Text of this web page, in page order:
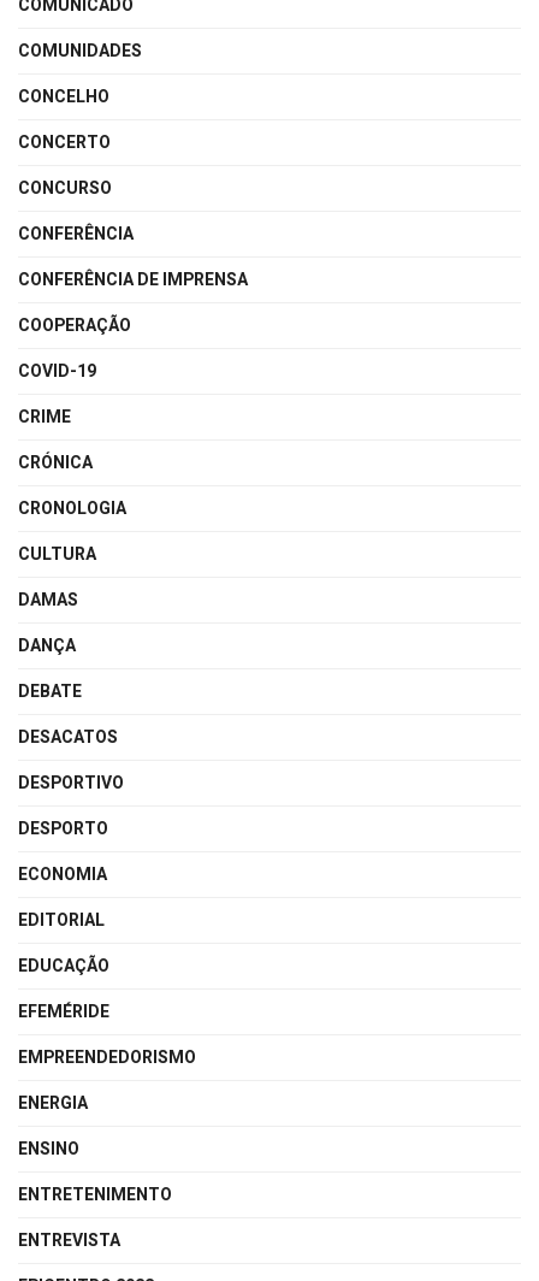
COMUNICADO
COMUNIDADES
CONCELHO
CONCERTO
CONCURSO
CONFERÊNCIA
CONFERÊNCIA DE IMPRENSA
COOPERAÇÃO
COVID-19
CRIME
CRÓNICA
CRONOLOGIA
CULTURA
DAMAS
DANÇA
DEBATE
DESACATOS
DESPORTIVO
DESPORTO
ECONOMIA
EDITORIAL
EDUCAÇÃO
EFEMÉRIDE
EMPREENDEDORISMO
ENERGIA
ENSINO
ENTRETENIMENTO
ENTREVISTA